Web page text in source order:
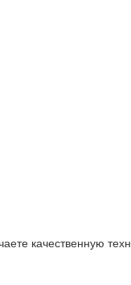
качественную